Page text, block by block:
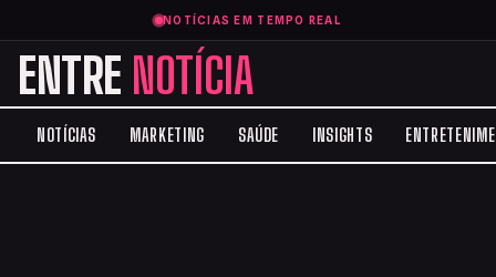
NOTÍCIAS EM TEMPO REAL
ENTRE NOTÍCIA
NOTÍCIAS MARKETING SAÚDE INSIGHTS